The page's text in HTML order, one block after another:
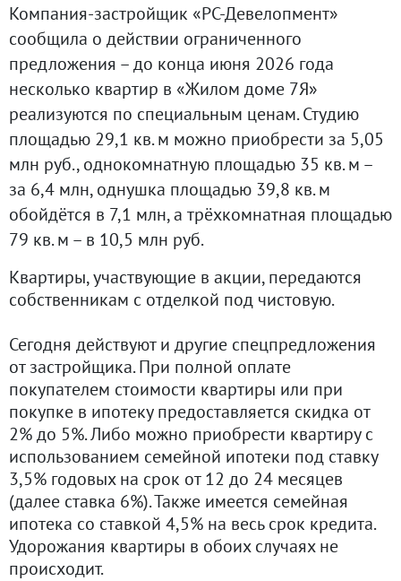
Компания-застройщик «РС-Девелопмент»
сообщила о действии ограниченного
предложения – до конца июня 2026 года
несколько квартир в «Жилом доме 7Я»
реализуются по специальным ценам. Студию
площадью 29,1 кв. м можно приобрести за 5,05
млн руб., однокомнатную площадью 35 кв. м –
за 6,4 млн, однушка площадью 39,8 кв. м
обойдётся в 7,1 млн, а трёхкомнатная площадью
79 кв. м – в 10,5 млн руб.
Квартиры, участвующие в акции, передаются
собственникам с отделкой под чистовую.
Сегодня действуют и другие спецпредложения
от застройщика. При полной оплате
покупателем стоимости квартиры или при
покупке в ипотеку предоставляется скидка от
2% до 5%. Либо можно приобрести квартиру с
использованием семейной ипотеки под ставку
3,5% годовых на срок от 12 до 24 месяцев
(далее ставка 6%). Также имеется семейная
ипотека со ставкой 4,5% на весь срок кредита.
Удорожания квартиры в обоих случаях не
происходит.